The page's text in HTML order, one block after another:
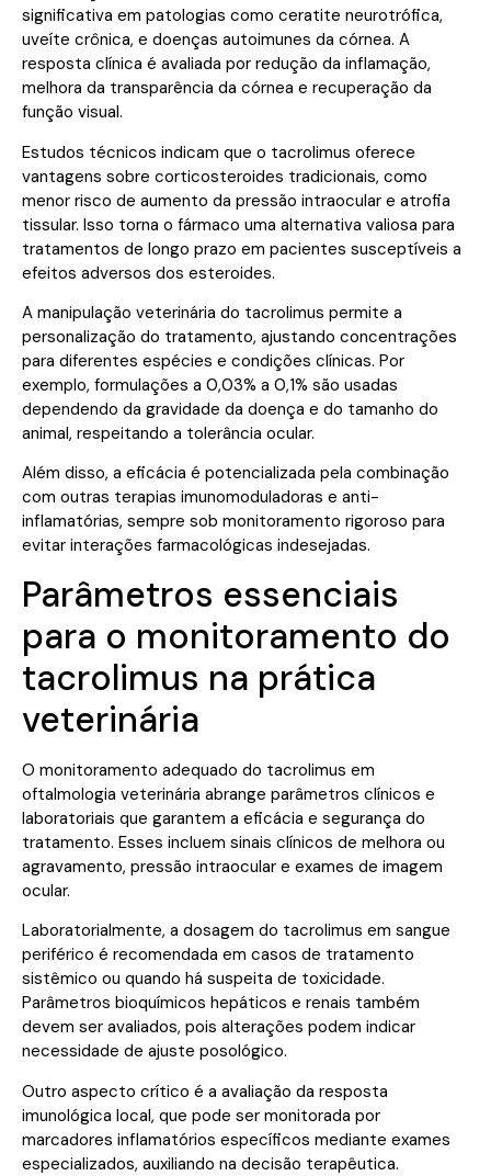
significativa em patologias como ceratite neurotrófica,
uveíte crônica, e doenças autoimunes da córnea. A
resposta clínica é avaliada por redução da inflamação,
melhora da transparência da córnea e recuperação da
função visual.
Estudos técnicos indicam que o tacrolimus oferece
vantagens sobre corticosteroides tradicionais, como
menor risco de aumento da pressão intraocular e atrofia
tissular. Isso torna o fármaco uma alternativa valiosa para
tratamentos de longo prazo em pacientes susceptíveis a
efeitos adversos dos esteroides.
A manipulação veterinária do tacrolimus permite a
personalização do tratamento, ajustando concentrações
para diferentes espécies e condições clínicas. Por
exemplo, formulações a 0,03% a 0,1% são usadas
dependendo da gravidade da doença e do tamanho do
animal, respeitando a tolerância ocular.
Além disso, a eficácia é potencializada pela combinação
com outras terapias imunomoduladoras e anti-
inflamatórias, sempre sob monitoramento rigoroso para
evitar interações farmacológicas indesejadas.
Parâmetros essenciais
para o monitoramento do
tacrolimus na prática
veterinária
O monitoramento adequado do tacrolimus em
oftalmologia veterinária abrange parâmetros clínicos e
laboratoriais que garantem a eficácia e segurança do
tratamento. Esses incluem sinais clínicos de melhora ou
agravamento, pressão intraocular e exames de imagem
ocular.
Laboratorialmente, a dosagem do tacrolimus em sangue
periférico é recomendada em casos de tratamento
sistêmico ou quando há suspeita de toxicidade.
Parâmetros bioquímicos hepáticos e renais também
devem ser avaliados, pois alterações podem indicar
necessidade de ajuste posológico.
Outro aspecto crítico é a avaliação da resposta
imunológica local, que pode ser monitorada por
marcadores inflamatórios específicos mediante exames
especializados, auxiliando na decisão terapêutica.